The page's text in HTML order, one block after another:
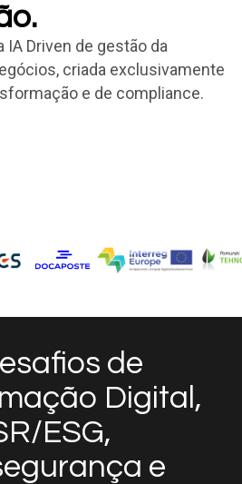
Driven de gestão da
criada exclusivamente
e de compliance.
de
Digital,
ESG,
e